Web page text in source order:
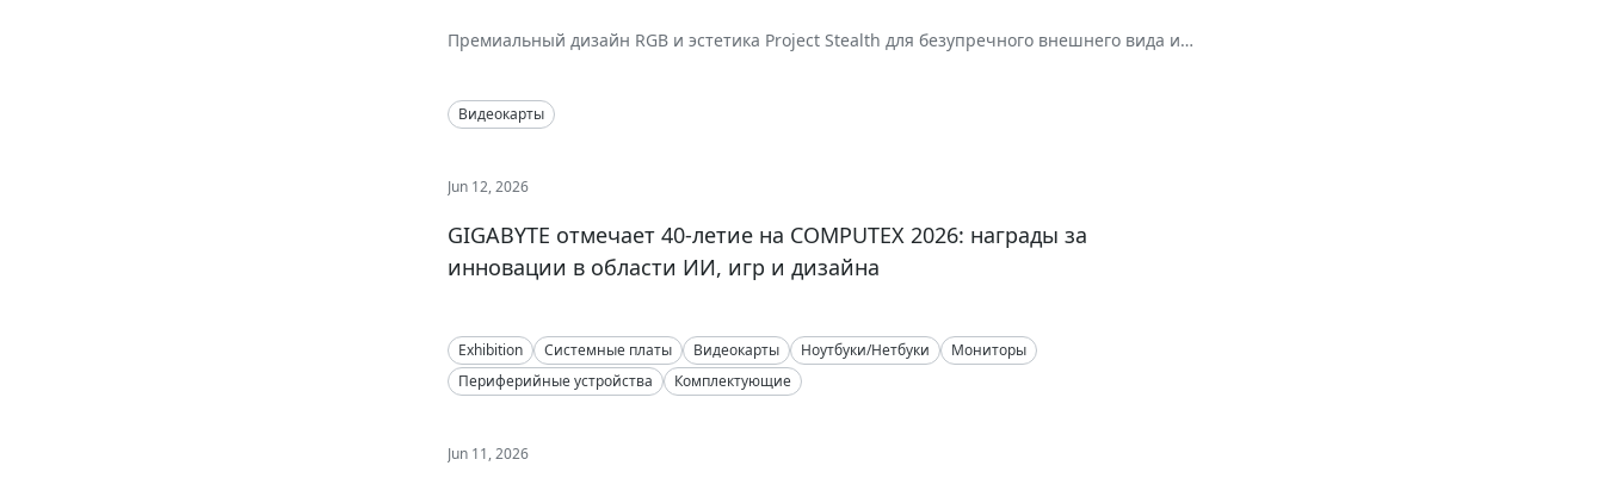
Премиальный дизайн RGB и эстетика Project Stealth для безупречного внешнего вида и
Видеокарты
Jun 12, 2026
GIGABYTE отмечает 40-летие на COMPUTEX 2026: награды за
инновации в области ИИ, игр и дизайна
Exhibition Системные платы Видеокарты Ноутбуки/Нетбуки
Мониторы
Периферийные устройства
Комплектующие
Jun 11, 2026